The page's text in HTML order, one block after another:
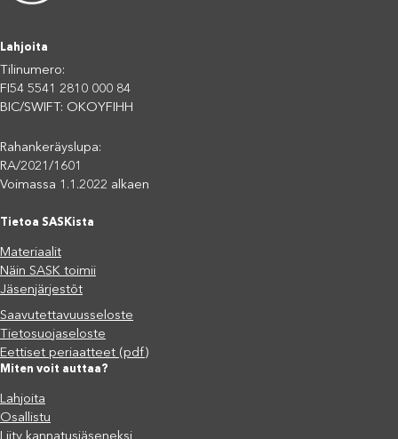
Lahjoita
Tilinumero:
FI54 5541 2810 000 84
BIC/SWIFT: OKOYFIHH
Rahankeräyslupa:
RA/2021/1601
Voimassa 1.1.2022 alkaen
Tietoa SASKista
Materiaalit
Näin SASK toimii
Jäsenjärjestöt
Saavutettavuusseloste
Tietosuojaseloste
Eettiset periaatteet (pdf)
Miten voit auttaa?
Lahjoita
Osallistu